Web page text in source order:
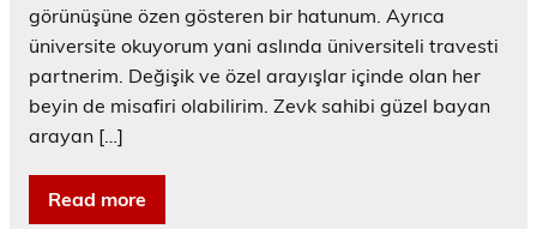
görünüşüne özen gösteren bir hatunum. Ayrıca
üniversite okuyorum yani aslında üniversiteli travesti
partnerim. Değişik ve özel arayışlar içinde olan her
beyin de misafiri olabilirim. Zevk sahibi güzel bayan
arayan […]
Read more